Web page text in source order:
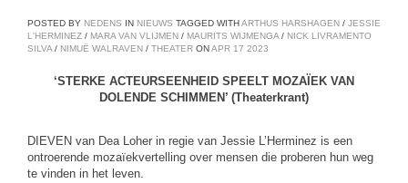
POSTED BY NEDENS IN NIEUWS TAGGED WITHARTHUS HARSHAGEN / JESSIE
L'HERMINEZ / MARA VAN VLIJMEN / MAURITS WIJMENGA / NICK LIVRAMENTO
SILVA / NIMUË WALRAVEN / THEATER ONAPR 17 2023
‘STERKE ACTEURSEENHEID SPEELT MOZAÏEK VAN
DOLENDE SCHIMMEN’ (Theaterkrant)
DIEVEN van Dea Loher in regie van Jessie L’Herminez is een
ontroerende mozaïekvertelling over mensen die proberen hun weg
te vinden in het leven.